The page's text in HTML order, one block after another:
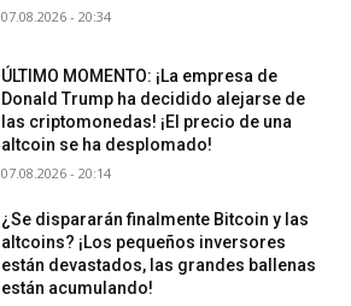
07.08.2026 - 20:34
ÚLTIMO MOMENTO: ¡La empresa de
Donald Trump ha decidido alejarse de
las criptomonedas! ¡El precio de una
altcoin se ha desplomado!
07.08.2026 - 20:14
¿Se dispararán finalmente Bitcoin y las
altcoins? ¡Los pequeños inversores
están devastados, las grandes ballenas
están acumulando!